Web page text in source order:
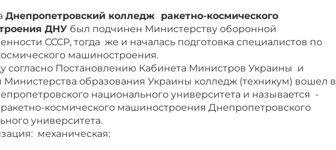
Днепропетровский колледж ракетно-космического
ДНУ был подчинен Министерству оборонной
СССР, тогда же и началась подготовка специалистов по
машиностроения.
согласно Постановлению Кабинета Министров Украины и
Министерства образования Украины колледж (техникум) вошел в
национального университета и называется -
космического машиностроения Днепропетровского
университета.
механическая: